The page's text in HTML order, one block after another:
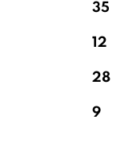
35
12
28
9